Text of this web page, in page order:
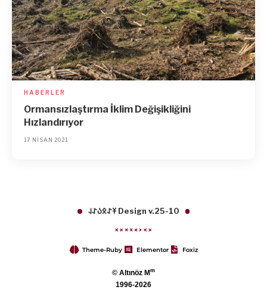
HABERLER
Ormansızlaştırma İklim Değişikliğini
Hızlandırıyor
17 NISAN 2021
𐱁𐰀𐰋𐰉𐰀𐰞 Design v.25-10
Theme-Ruby Elementor Foxiz
© Altınöz Mm
1996-2026